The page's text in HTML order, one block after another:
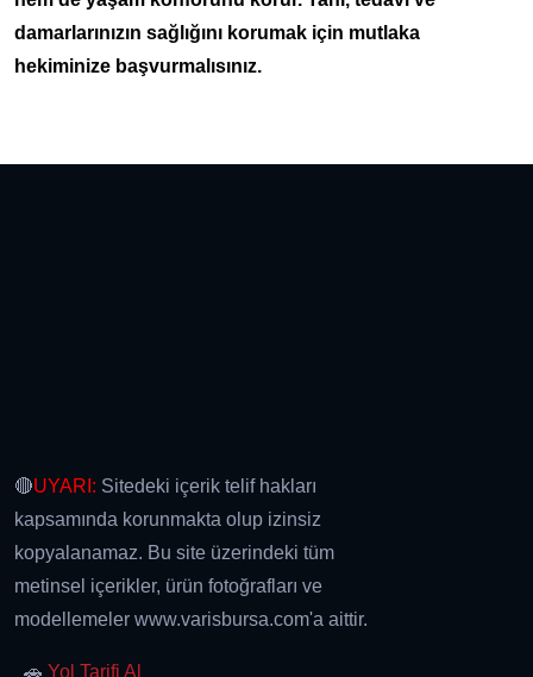
damarlarınızın sağlığını korumak için mutlaka
hekiminize başvurmalısınız.
🔴UYARI: Sitedeki içerik telif hakları
kapsamında korunmakta olup izinsiz
kopyalanamaz. Bu site üzerindeki tüm
metinsel içerikler, ürün fotoğrafları ve
modellemeler www.varisbursa.com'a aittir.
🚗 Yol Tarifi Al